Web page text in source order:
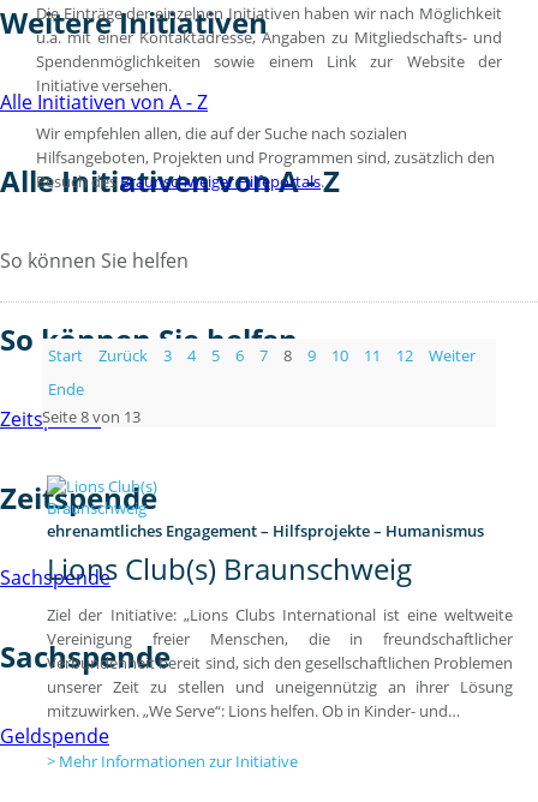
Weitere Initiativen
Alle Initiativen von A - Z
Alle Initiativen von A - Z
So können Sie helfen
So können Sie helfen
Zeitspende
Zeitspende
Sachspende
Sachspende
Geldspende
Die Einträge der einzelnen Initiativen haben wir nach Möglichkeit
u.a. mit einer Kontaktadresse, Angaben zu Mitgliedschafts- und
Spendenmöglichkeiten sowie einem Link zur Website der
Initiative versehen.
Wir empfehlen allen, die auf der Suche nach sozialen
Hilfsangeboten, Projekten und Programmen sind, zusätzlich den
Besuch desBraunschweiger Hilfeportals.
Start Zurück 3 4 5 6 7 8 9 10 11 12
Weiter
Ende
Seite 8 von 13
ehrenamtliches Engagement – Hilfsprojekte – Humanismus
Lions Club(s) Braunschweig
Ziel der Initiative: „Lions Clubs International ist eine weltweite
Vereinigung freier Menschen, die in freundschaftlicher
Verbundenheit bereit sind, sich den gesellschaftlichen Problemen
unserer Zeit zu stellen und uneigennützig an ihrer Lösung
mitzuwirken. „We Serve“: Lions helfen. Ob in Kinder- und…
Mehr Informationen zur Initiative